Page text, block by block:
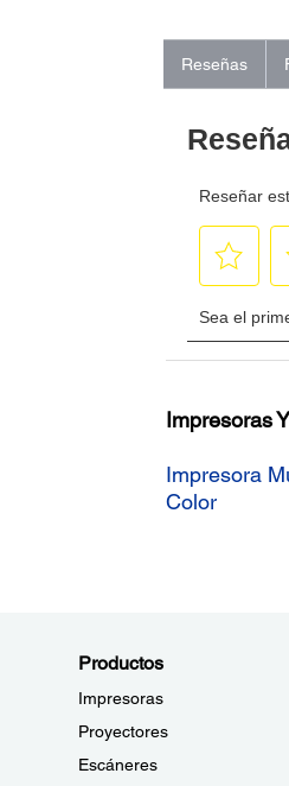
Reseñas
Impresoras
Impresora
Color
Productos
Impresoras
Proyectores
Escáneres